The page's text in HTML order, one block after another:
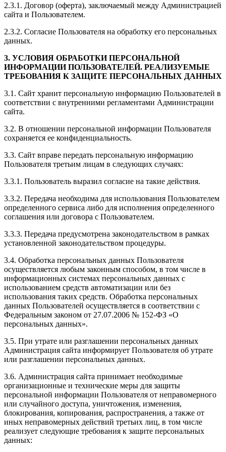
2.3.1. Договор (оферта), заключаемый между Администрацией
сайта и Пользователем.
2.3.2. Согласие Пользователя на обработку его персональных
данных.
3. УСЛОВИЯ ОБРАБОТКИ ПЕРСОНАЛЬНОЙ
ИНФОРМАЦИИ ПОЛЬЗОВАТЕЛЕЙ. РЕАЛИЗУЕМЫЕ
ТРЕБОВАНИЯ К ЗАЩИТЕ ПЕРСОНАЛЬНЫХ ДАННЫХ
3.1. Сайт хранит персональную информацию Пользователей в
соответствии с внутренними регламентами Администрации
сайта.
3.2. В отношении персональной информации Пользователя
сохраняется ее конфиденциальность.
3.3. Сайт вправе передать персональную информацию
Пользователя третьим лицам в следующих случаях:
3.3.1. Пользователь выразил согласие на такие действия.
3.3.2. Передача необходима для использования Пользователем
определенного сервиса либо для исполнения определенного
соглашения или договора с Пользователем.
3.3.3. Передача предусмотрена законодательством в рамках
установленной законодательством процедуры.
3.4. Обработка персональных данных Пользователя
осуществляется любым законным способом, в том числе в
информационных системах персональных данных с
использованием средств автоматизации или без
использования таких средств. Обработка персональных
данных Пользователей осуществляется в соответствии с
Федеральным законом от 27.07.2006 № 152-ФЗ «О
персональных данных».
3.5. При утрате или разглашении персональных данных
Администрация сайта информирует Пользователя об утрате
или разглашении персональных данных.
3.6. Администрация сайта принимает необходимые
организационные и технические меры для защиты
персональной информации Пользователя от неправомерного
или случайного доступа, уничтожения, изменения,
блокирования, копирования, распространения, а также от
иных неправомерных действий третьих лиц, в том числе
реализует следующие требования к защите персональных
данных: